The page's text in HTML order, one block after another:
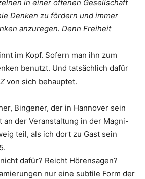
in einer offenen Gesellschaft
Denken zu fördern und immer
anzuregen. Denn Freiheit
im Kopf. Sofern man ihn zum
benutzt. Und tatsächlich dafür
von sich behauptet.
Bingener, der in Hannover sein
an der Veranstaltung in der Magni-
teil, als ich dort zu Gast sein
dafür? Reicht Hörensagen?
nur eine subtile Form der